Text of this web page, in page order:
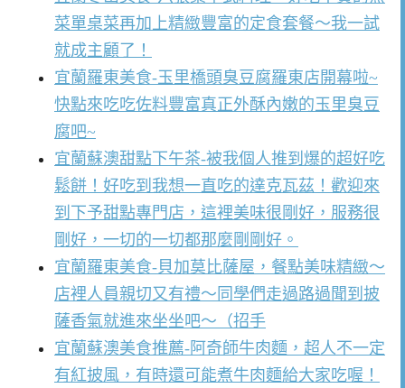
菜單桌菜再加上精緻豐富的定食套餐～我一試
就成主顧了！
宜蘭羅東美食-玉里橋頭臭豆腐羅東店開幕啦~
快點來吃吃佐料豐富真正外酥內嫩的玉里臭豆
腐吧~
宜蘭蘇澳甜點下午茶-被我個人推到爆的超好吃
鬆餅！好吃到我想一直吃的達克瓦茲！歡迎來
到下予甜點專門店，這裡美味很剛好，服務很
剛好，一切的一切都那麼剛剛好。
宜蘭羅東美食-貝加莫比薩屋，餐點美味精緻～
店裡人員親切又有禮～同學們走過路過聞到披
薩香氣就進來坐坐吧～（招手
宜蘭蘇澳美食推薦-阿奇師牛肉麵，超人不一定
有紅披風，有時還可能煮牛肉麵給大家吃喔！